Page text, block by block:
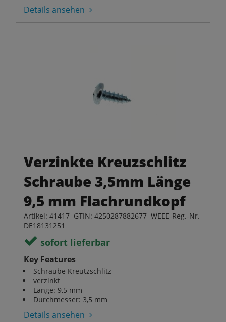
Details ansehen
Verzinkte Kreuzschlitz
Schraube 3,5mm Länge
9,5 mm Flachrundkopf
Artikel: 41417 GTIN: 4250287882677 WEEE-Reg.-Nr.
DE18131251
sofort lieferbar
Key Features
Schraube Kreutzschlitz
verzinkt
Länge: 9,5 mm
Durchmesser: 3,5 mm
Details ansehen